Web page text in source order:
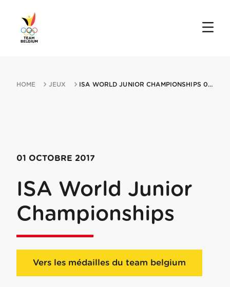
HOME JEUX ISA WORLD JUNIOR CHAMPIONSHIPS 01102017 HYUGA
01 OCTOBRE 2017
ISA World Junior
Championships
Vers les médailles du team belgium